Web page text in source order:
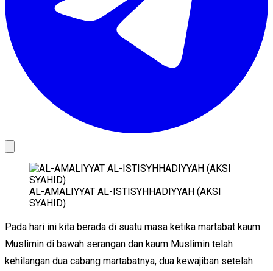
AL-AMALIYYAT AL-ISTISYHHADIYYAH (AKSI
SYAHID)
Pada hari ini kita berada di suatu masa ketika martabat kaum
Muslimin di bawah serangan dan kaum Muslimin telah
kehilangan dua cabang martabatnya, dua kewajiban setelah